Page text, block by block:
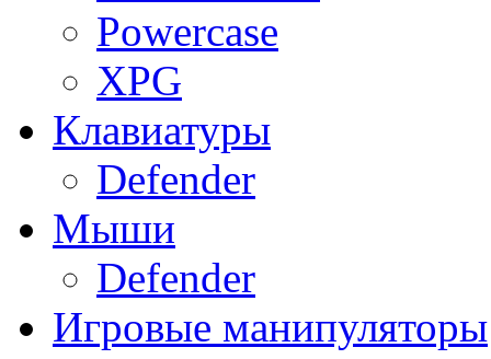
Powercase
XPG
Клавиатуры
Defender
Мыши
Defender
Игровые манипуляторы